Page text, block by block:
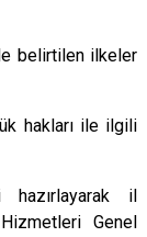
belirtilen ilkeler
hakları ile ilgili
il
Genel